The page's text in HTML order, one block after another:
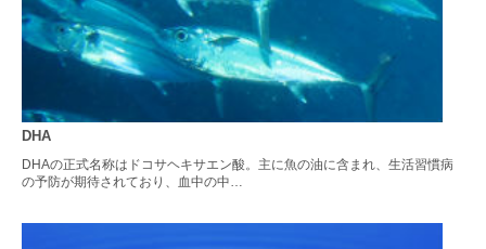
DHA
DHAの正式名称はドコサヘキサエン酸。主に魚の油に含まれ、生活習慣病
の予防が期待されており、血中の中…